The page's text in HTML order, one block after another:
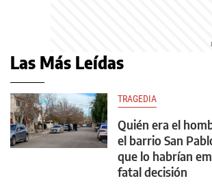
Las Más Leídas
TRAGEDIA
Quién era el
el barrio San
que lo habrían
fatal decisión